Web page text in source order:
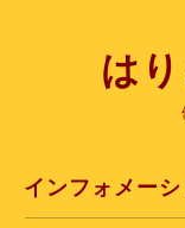
は
インフォメー